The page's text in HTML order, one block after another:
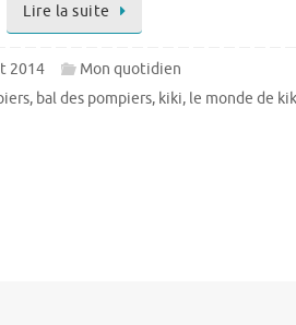
Lire la suite
2014
Mon quotidien
, bal des pompiers, kiki, le monde de